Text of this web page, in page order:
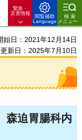
緊急・
災害情報
閲覧補助
Language
検索
メニュー
始日：2021年12月14日
更新日：2025年7月10日
森迫 胃腸科内